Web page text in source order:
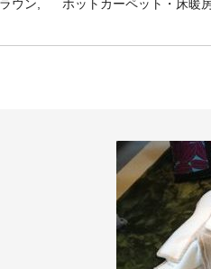
ウン ホットカーペット・床暖